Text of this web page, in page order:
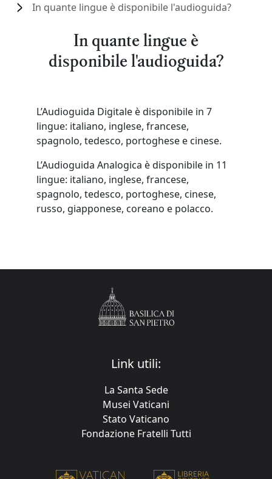
In quante lingue è disponibile l'audioguida?
In quante lingue è
disponibile l'audioguida?
L’Audioguida Digitale è disponibile in 7
lingue: italiano, inglese, francese,
spagnolo, tedesco, portoghese e cinese.
L’Audioguida Analogica è disponibile in 11
lingue: italiano, inglese, francese,
spagnolo, tedesco, portoghese, cinese,
russo, giapponese, coreano e polacco.
Link utili:
La Santa Sede
Musei Vaticani
Stato Vaticano
Fondazione Fratelli Tutti